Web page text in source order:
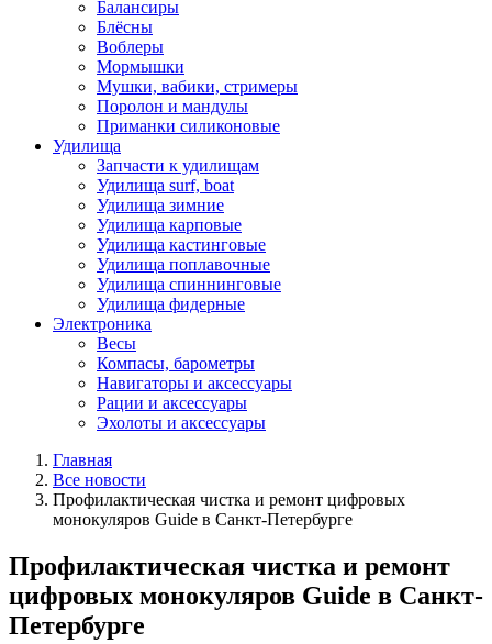
Балансиры
Блёсны
Воблеры
Мормышки
Мушки, вабики, стримеры
Поролон и мандулы
Приманки силиконовые
Удилища
Запчасти к удилищам
Удилища surf, boat
Удилища зимние
Удилища карповые
Удилища кастинговые
Удилища поплавочные
Удилища спиннинговые
Удилища фидерные
Электроника
Весы
Компасы, барометры
Навигаторы и аксессуары
Рации и аксессуары
Эхолоты и аксессуары
Главная
Все новости
Профилактическая чистка и ремонт цифровых
монокуляров Guide в Санкт-Петербурге
Профилактическая чистка и ремонт
цифровых монокуляров Guide в Санкт-
Петербурге